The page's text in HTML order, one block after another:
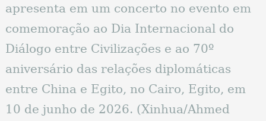
apresenta em um concerto no evento em
comemoração ao Dia Internacional do
Diálogo entre Civilizações e ao 70º
aniversário das relações diplomáticas
entre China e Egito, no Cairo, Egito, em
10 de junho de 2026. (Xinhua/Ahmed